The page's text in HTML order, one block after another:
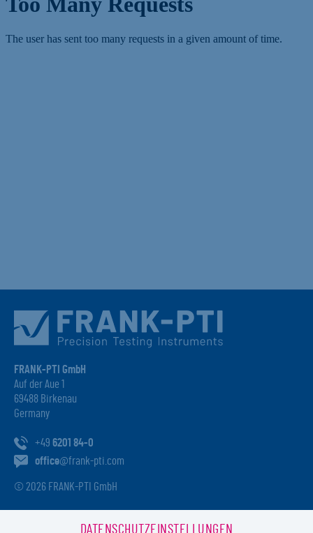
FRANK-PTI GmbH
Auf der Aue 1
69488 Birkenau
Germany
+49 6201 84-0
office@frank-pti.com
© 2026 FRANK-PTI GmbH
DATENSCHUTZEINSTELLUNGEN